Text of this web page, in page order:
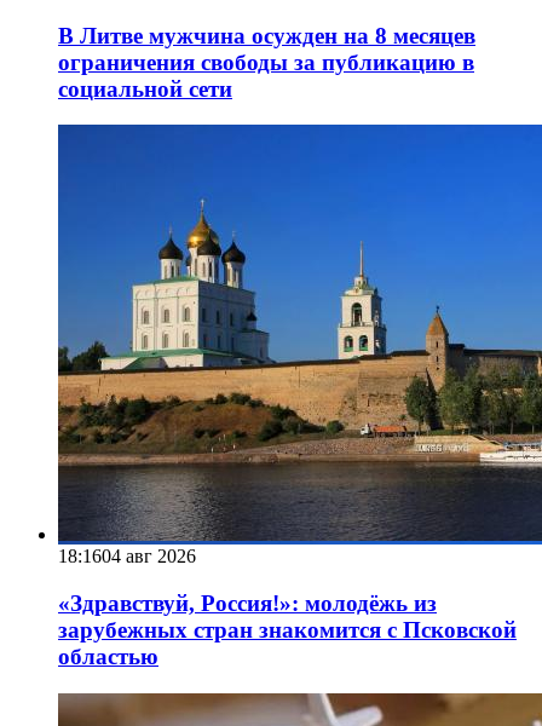
В Литве мужчина осужден на 8 месяцев
ограничения свободы за публикацию в
социальной сети
18:1604 авг 2026
«Здравствуй, Россия!»: молодёжь из
зарубежных стран знакомится с Псковской
областью